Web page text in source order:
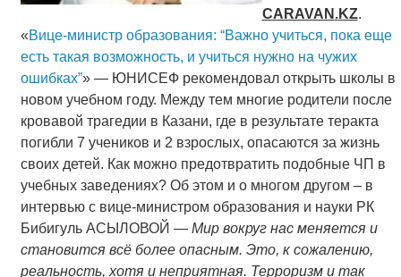
CARAVAN .KZ.
«Вице-министр образования: “Важно учиться, пока еще
есть такая возможность, и учиться нужно на чужих
ошибках”» — ЮНИСЕФ рекомендовал открыть школы в
новом учебном году. Между тем многие родители после
кровавой трагедии в Казани, где в результате теракта
погибли 7 учеников и 2 взрослых, опасаются за жизнь
своих детей. Как можно предотвратить подобные ЧП в
учебных заведениях? Об этом и о многом другом – в
интервью с вице-министром образования и науки РК
Бибигуль АСЫЛОВОЙ — Мир вокруг нас меняется и
становится всё более опасным. Это, к сожалению,
реальность, хотя и неприятная. Терроризм и так